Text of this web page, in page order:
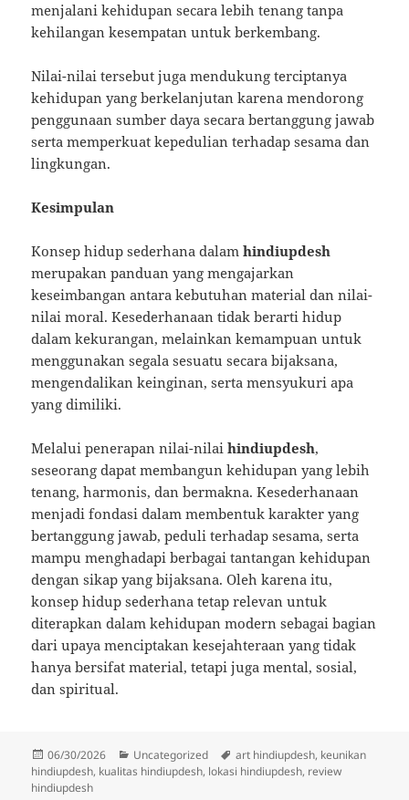
menjalani kehidupan secara lebih tenang tanpa
kehilangan kesempatan untuk berkembang.
Nilai-nilai tersebut juga mendukung terciptanya
kehidupan yang berkelanjutan karena mendorong
penggunaan sumber daya secara bertanggung jawab
serta memperkuat kepedulian terhadap sesama dan
lingkungan.
Kesimpulan
Konsep hidup sederhana dalamhindiupdesh
merupakan panduan yang mengajarkan
keseimbangan antara kebutuhan material dan nilai-
nilai moral. Kesederhanaan tidak berarti hidup
dalam kekurangan, melainkan kemampuan untuk
menggunakan segala sesuatu secara bijaksana,
mengendalikan keinginan, serta mensyukuri apa
yang dimiliki.
Melalui penerapan nilai-nilaihindiupdesh,
seseorang dapat membangun kehidupan yang lebih
tenang, harmonis, dan bermakna. Kesederhanaan
menjadi fondasi dalam membentuk karakter yang
bertanggung jawab, peduli terhadap sesama, serta
mampu menghadapi berbagai tantangan kehidupan
dengan sikap yang bijaksana. Oleh karena itu,
konsep hidup sederhana tetap relevan untuk
diterapkan dalam kehidupan modern sebagai bagian
dari upaya menciptakan kesejahteraan yang tidak
hanya bersifat material, tetapi juga mental, sosial,
dan spiritual.
Posted
on
06/30/2026 Categories
Uncategorized Tags
art hindiupdesh, keunikan
hindiupdesh, kualitas hindiupdesh, lokasi hindiupdesh, review
hindiupdesh